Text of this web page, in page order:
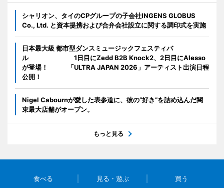
シャリオン、タイのCPグループの子会社INGENS GLOBUS
Co., Ltd. と資本提携および合弁会社設立に関する調印式を実施
日本最大級 都市型ダンスミュージックフェスティバ
ル 1日目にZedd B2B Knock2、2日目にAlesso
が登場！ 「ULTRA JAPAN 2026」アーティスト出演日程
公開！
Nigel Cabournが愛した表参道に、彼の“好き”を詰め込んだ関
東最大店舗がオープン。
もっと見る
食べる 見る・遊ぶ 買う